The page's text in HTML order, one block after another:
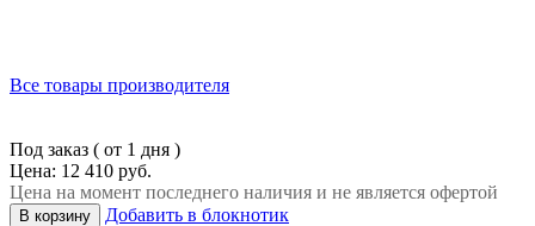
Все товары производителя
Под заказ ( от 1 дня )
Цена: 12 410 руб.
Цена на момент последнего наличия и не является офертой
В корзину
Добавить в блокнотик